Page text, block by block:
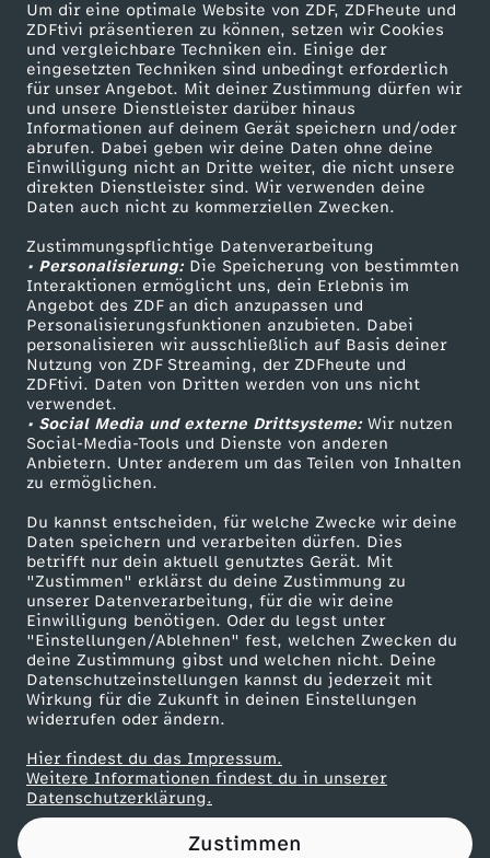
Um dir eine optimale Website von ZDF, ZDFheute und
ZDFtivi präsentieren zu können, setzen wir Cookies
und vergleichbare Techniken ein. Einige der
eingesetzten Techniken sind unbedingt erforderlich
für unser Angebot. Mit deiner Zustimmung dürfen wir
und unsere Dienstleister darüber hinaus
Informationen auf deinem Gerät speichern und/oder
abrufen. Dabei geben wir deine Daten ohne deine
Einwilligung nicht an Dritte weiter, die nicht unsere
direkten Dienstleister sind. Wir verwenden deine
Daten auch nicht zu kommerziellen Zwecken.
Zustimmungspflichtige Datenverarbeitung
• Personalisierung:Die Speicherung von bestimmten
Interaktionen ermöglicht uns, dein Erlebnis im
Angebot des ZDF an dich anzupassen und
Personalisierungsfunktionen anzubieten. Dabei
personalisieren wir ausschließlich auf Basis deiner
Nutzung von ZDF Streaming, der ZDFheute und
ZDFtivi. Daten von Dritten werden von uns nicht
verwendet.
• Social Media und externe Drittsysteme:Wir nutzen
Social-Media-Tools und Dienste von anderen
Anbietern. Unter anderem um das Teilen von Inhalten
zu ermöglichen.
Du kannst entscheiden, für welche Zwecke wir deine
Daten speichern und verarbeiten dürfen. Dies
betrifft nur dein aktuell genutztes Gerät. Mit
"Zustimmen" erklärst du deine Zustimmung zu
unserer Datenverarbeitung, für die wir deine
Einwilligung benötigen. Oder du legst unter
"Einstellungen/Ablehnen" fest, welchen Zwecken du
deine Zustimmung gibst und welchen nicht. Deine
Datenschutzeinstellungen kannst du jederzeit mit
Wirkung für die Zukunft in deinen Einstellungen
widerrufen oder ändern.
Hier findest du das Impressum.
Weitere Informationen findest du in unserer
Datenschutzerklärung.
Zustimmen
z
z
u
1
0
0
T
a
g
e
T
r
u
m
p
Mehr ZDF
ZDF-Apps
Smart TV
ZDFtext
Livestreams
Sendungen A-Z
TV-Programm
Service
ZDFmitreden
Kontakt zum ZDF
Tickets
Zuschauerservice
Hilfe
ZDF Unternehmen
Karriere
ZDF goes Schule
Werbefernsehen
Mainzelmännchen
Partner